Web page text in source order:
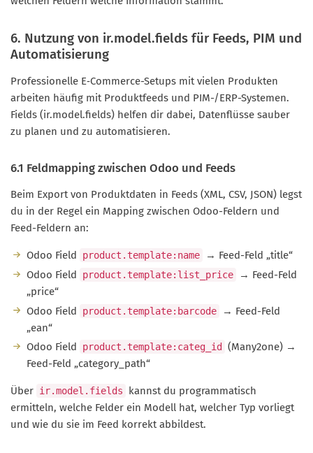
6. Nutzung von ir.model.fields für Feeds, PIM und
Automatisierung
Professionelle E‑Commerce-Setups mit vielen Produkten
arbeiten häufig mit Produktfeeds und PIM-/ERP-Systemen.
Fields (ir.model.fields) helfen dir dabei, Datenflüsse sauber
zu planen und zu automatisieren.
6.1 Feldmapping zwischen Odoo und Feeds
Beim Export von Produktdaten in Feeds (XML, CSV, JSON) legst
du in der Regel ein Mapping zwischen Odoo-Feldern und
Feed-Feldern an:
Odoo Field product.template:name
→ Feed-Feld „title“
Odoo Field
product.template:list_price
→ Feed-Feld
„price“
Odoo Field
product.template:barcode
→ Feed-Feld
„ean“
Odoo Field
product.template:categ_id
(Many2one) →
Feed-Feld „category_path“
Über ir.model.fields
kannst du programmatisch
ermitteln, welche Felder ein Modell hat, welcher Typ vorliegt
und wie du sie im Feed korrekt abbildest.